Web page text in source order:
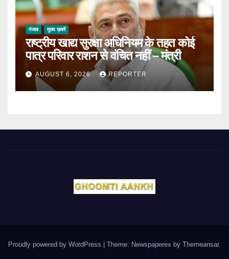
पंजाब मुख्य ख़बरें
राष्ट्रीय खाद्य सुरक्षा अधिनियम के तहत कोई
पात्र परिवार राशन से वंचित नहीं – मंत्री
AUGUST 6, 2026 REPORTER
Proudly powered by WordPress Theme: Newspaperex by Themeansar.